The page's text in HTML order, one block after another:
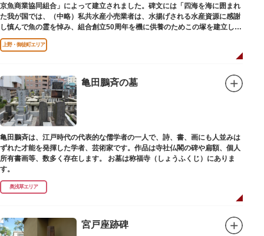
京魚商業協同組合」によって建立されました。碑文には「四海を海に囲まれ
た我が国では、（中略）私共水産小売業者は、水揚げされる水産資源に感謝
し慎んで魚の霊を悼み、組合創立50周年を機に供養のためこの塚を建立しま
す」とあります。
上野・御徒町エリア
亀田鵬斉の墓
亀田鵬斉は、江戸時代の代表的な儒学者の一人で、詩、書、画にも人並みは
ずれた才能を発揮した学者、芸術家です。作品は寺社仏閣の碑や扁額、個人
所有書画等、数多く存在します。 お墓は称福寺（しょうふくじ）にありま
す。
奥浅草エリア
宮戸座跡碑